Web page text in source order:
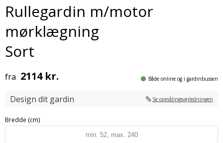
Rullegardin m/motor
mørklægning
Sort
fra 2114 kr. Både online og i gardinbussen
Design dit gardin Se opmålingsvejledningen
Bredde (cm)